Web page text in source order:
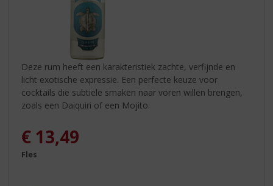
Deze rum heeft een karakteristiek zachte, verfijnde en
licht exotische expressie. Een perfecte keuze voor
cocktails die subtiele smaken naar voren willen brengen,
zoals een Daiquiri of een Mojito.
€ 13,49
Fles